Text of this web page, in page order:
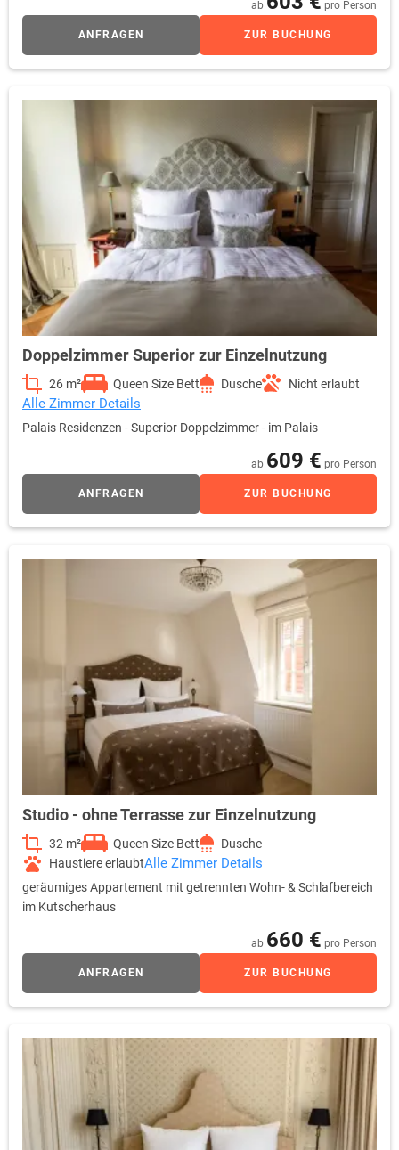
ab pro Person
ANFRAGEN ZUR BUCHUNG
Doppelzimmer Superior zur Einzelnutzung
26 m² Queen Size Bett Dusche Nicht erlaubt
Alle Zimmer Details
Palais Residenzen - Superior Doppelzimmer - im Palais
ab 609 € pro Person
ANFRAGEN ZUR BUCHUNG
Studio - ohne Terrasse zur Einzelnutzung
32 m² Queen Size Bett
Dusche
Haustiere erlaubtAlle Zimmer Details
geräumiges Appartement mit getrennten Wohn- & Schlafbereich
im Kutscherhaus
ab 660 € pro Person
ANFRAGEN ZUR BUCHUNG